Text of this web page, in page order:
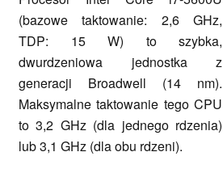
(bazowe taktowanie: 2,6 GHz,
TDP: 15 W) to szybka,
dwurdzeniowa jednostka z
generacji Broadwell (14 nm).
Maksymalne taktowanie tego CPU
to 3,2 GHz (dla jednego rdzenia)
lub 3,1 GHz (dla obu rdzeni).